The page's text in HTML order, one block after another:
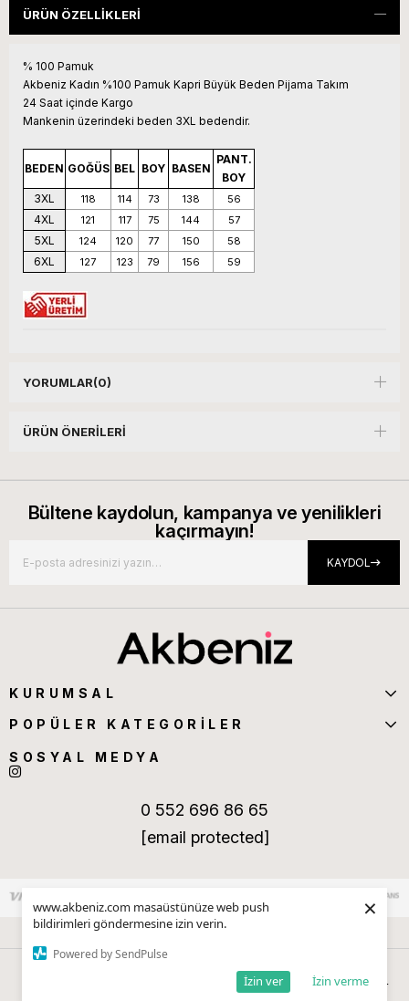
www.akbeniz.com masaüstünüze web push
bildirimleri göndermesine izin verin.
Powered by SendPulse
İzin verme
İzin ver
×
ÜRÜN ÖZELLIKLERI
% 100 Pamuk
Akbeniz Kadın %100 Pamuk Kapri Büyük Beden Pijama Takım
24 Saat içinde Kargo
Mankenin üzerindeki beden 3XL bedendir.
BEDEN GOĞÜS BEL BOY BASEN
PANT.
BOY
3XL
118 114 73 138 56
4XL 121 117 75 144 57
5XL 124 120 77 150 58
6XL 127 123 79 156 59
YORUMLAR(0)
ÜRÜN ÖNERILERI
Bültene kaydolun, kampanya ve yenilikleri
kaçırmayın!
KAYDOL
KURUMSAL
POPÜLER KATEGORİLER
SOSYAL MEDYA
0 552 696 86 65
[email protected]
Favorilerim Kategoriler